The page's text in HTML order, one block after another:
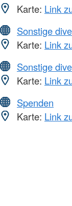
Karte: Link
Sonstige
Karte: Link
Sonstige
Karte: Link
Spenden
Karte: Link